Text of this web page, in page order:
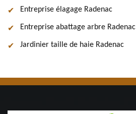
Entreprise élagage Radenac
Entreprise abattage arbre Radenac
Jardinier taille de haie Radenac